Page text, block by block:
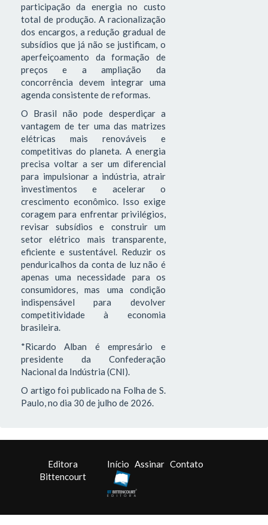
participação da energia no custo
total de produção. A racionalização
dos encargos, a redução gradual de
subsídios que já não se justificam, o
aperfeiçoamento da formação de
preços e a ampliação da
concorrência devem integrar uma
agenda consistente de reformas.
O Brasil não pode desperdiçar a
vantagem de ter uma das matrizes
elétricas mais renováveis e
competitivas do planeta. A energia
precisa voltar a ser um diferencial
para impulsionar a indústria, atrair
investimentos e acelerar o
crescimento econômico. Isso exige
coragem para enfrentar privilégios,
revisar subsídios e construir um
setor elétrico mais transparente,
eficiente e sustentável. Reduzir os
penduricalhos da conta de luz não é
apenas uma necessidade para os
consumidores, mas uma condição
indispensável para devolver
competitividade à economia
brasileira.
*Ricardo Alban é empresário e
presidente da Confederação
Nacional da Indústria (CNI).
O artigo foi publicado na Folha de S.
Paulo, no dia 30 de julho de 2026.
Editora
Bittencourt
Início Assinar Contato